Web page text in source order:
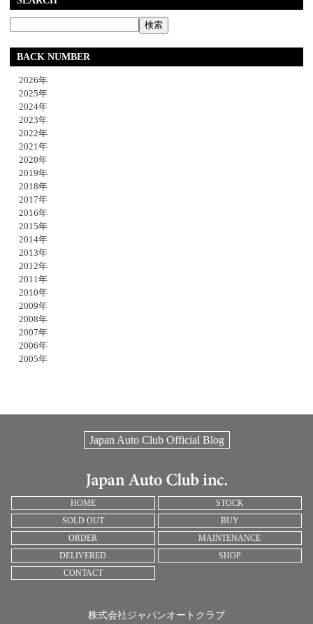
BACK NUMBER
2026年
2025年
2024年
2023年
2022年
2021年
2020年
2019年
2018年
2017年
2016年
2015年
2014年
2013年
2012年
2011年
2010年
2009年
2008年
2007年
2006年
2005年
Japan Auto Club Official Blog
HOME
STOCK
SOLD OUT
BUY
ORDER
MAINTENANCE
DELIVERED
SHOP
CONTACT
株式会社ジャパンオートクラブ